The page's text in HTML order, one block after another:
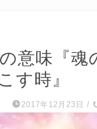
意味『魂
す時』
2017年12月23日 /